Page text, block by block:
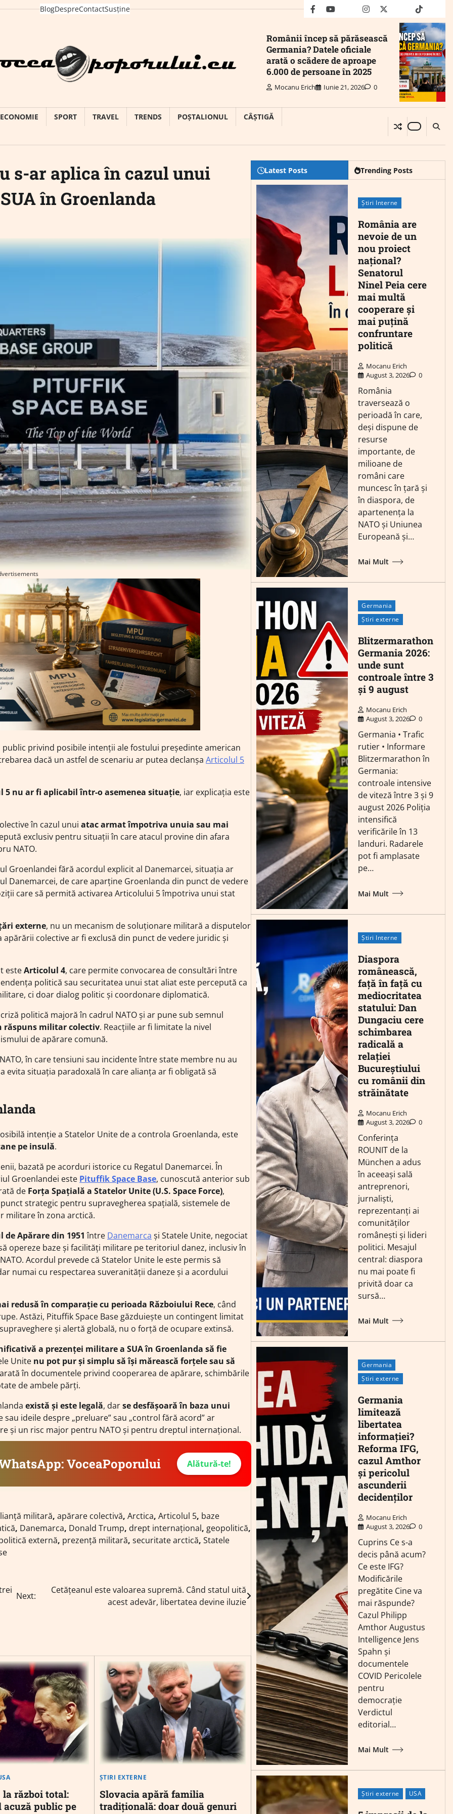
BlogDespreContactSusține facebookyoutubeMailinstagram
twitter truthtiktok
Românii încep să părăsească
Germania? Datele oficiale
arată o scădere de aproape
6.000 de persoane în 2025
Mocanu Erich Iunie 21, 2026 0
ECONOMIE SPORT TRAVEL TRENDS POȘTALIONUL CÂȘTIGĂ
s-ar aplica în cazul unui
în Groenlanda
privind posibile intenții ale fostului președinte american
dacă un astfel de scenariu ar putea declanșa Articolul 5
5 nu ar fi aplicabil într-o asemenea situație, iar explicația este
în cazul unui atac armat împotriva unuia sau mai
exclusiv pentru situații în care atacul provine din afara
NATO.
fără acordul explicit al Danemarcei, situația ar
Danemarcei, de care aparține Groenlanda din punct de vedere
care să permită activarea Articolului 5 împotriva unui stat
externe, nu un mecanism de soluționare militară a disputelor
colective ar fi exclusă din punct de vedere juridic și
esteArticolul 4, care permite convocarea de consultări între
politică sau securitatea unui stat aliat este percepută ca
ci doar dialog politic și coordonare diplomatică.
politică majoră în cadrul NATO și ar pune sub semnul
răspuns militar colectiv. Reacțiile ar fi limitate la nivel
de apărare comună.
în care tensiuni sau incidente între state membre nu au
situația paradoxală în care alianța ar fi obligată să
intenție a Statelor Unite de a controla Groenlanda, este
pe insulă.
bazată pe acorduri istorice cu Regatul Danemarcei. În
Groenlandei este Pituffik Space Base, cunoscută anterior sub
de Forța Spațială a Statelor Unite (U.S. Space Force),
strategic pentru supravegherea spațială, sistemele de
militare în zona arctică.
de Apărare din 1951 între Danemarca și Statele Unite, negociat
opereze baze și facilități militare pe teritoriul danez, inclusiv în
Acordul prevede că Statelor Unite le este permis să
numai cu respectarea suveranității daneze și a acordului
redusă în comparație cu perioada Războiului Rece, când
Astăzi, Pituffik Space Base găzduiește un contingent limitat
și alertă globală, nu o forță de ocupare extinsă.
a prezenței militare a SUA în Groenlanda să fie
Unite nu pot pur și simplu să își mărească forțele sau să
în documentele privind cooperarea de apărare, schimbările
de ambele părți.
există și este legală, darse desfășoară în baza unui
ideile despre „preluare” sau „control fără acord” ar
și un risc major pentru NATO și pentru dreptul internațional.
VoceaPoporului Alătură-te!
militară, apărare colectivă, Arctica, Articolul 5, baze
, Danemarca, Donald Trump, drept internațional, geopolitică,
externă, prezență militară, securitate arctică, Statele
Next:
Cetățeanul este valoarea supremă. Când statul uită
acest adevăr, libertatea devine iluzie
la război total:
public pe
ȘTIRI EXTERNE
Slovacia apără familia
tradițională: doar două genuri
Latest Posts Trending Posts
Știri Interne
România are
nevoie de un
nou proiect
național?
Senatorul
Ninel Peia cere
mai multă
cooperare și
mai puțină
confruntare
politică
Mocanu Erich
August 3, 2026
0
România
traversează o
perioadă în care,
deși dispune de
resurse
importante, de
milioane de
români care
muncesc în țară și
în diaspora, de
apartenența la
NATO și Uniunea
Europeană și…
Mai Mult
Germania
Știri externe
Blitzermarathon
Germania 2026:
unde sunt
controale între 3
și 9 august
Mocanu Erich
August 3, 2026
0
Germania • Trafic
rutier • Informare
Blitzermarathon în
Germania:
controale intensive
de viteză între 3 și 9
august 2026 Poliția
intensifică
verificările în 13
landuri. Radarele
pot fi amplasate
pe…
Mai Mult
Știri Interne
Diaspora
românească,
față în față cu
mediocritatea
statului: Dan
Dungaciu cere
schimbarea
radicală a
relației
Bucureștiului
cu românii din
străinătate
Mocanu Erich
August 3, 2026
0
Conferința
ROUNIT de la
München a adus
în aceeași sală
antreprenori,
jurnaliști,
reprezentanți ai
comunităților
românești și lideri
politici. Mesajul
central: diaspora
nu mai poate fi
privită doar ca
sursă…
Mai Mult
Germania
Știri externe
Germania
limitează
libertatea
informației?
Reforma IFG,
cazul Amthor
și pericolul
ascunderii
decidenților
Mocanu Erich
August 3, 2026
0
Cuprins Ce s-a
decis până acum?
Ce este IFG?
Modificările
pregătite Cine va
mai răspunde?
Cazul Philipp
Amthor Augustus
Intelligence Jens
Spahn și
documentele
COVID Pericolele
pentru
democrație
Verdictul
editorial…
Mai Mult
Știri externe USA